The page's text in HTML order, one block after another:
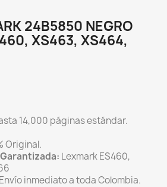
24B5850 NEGRO
XS463, XS464,
14,000 páginas estándar.
Original.
Lexmark ES460,
Envío inmediato a toda Colombia.